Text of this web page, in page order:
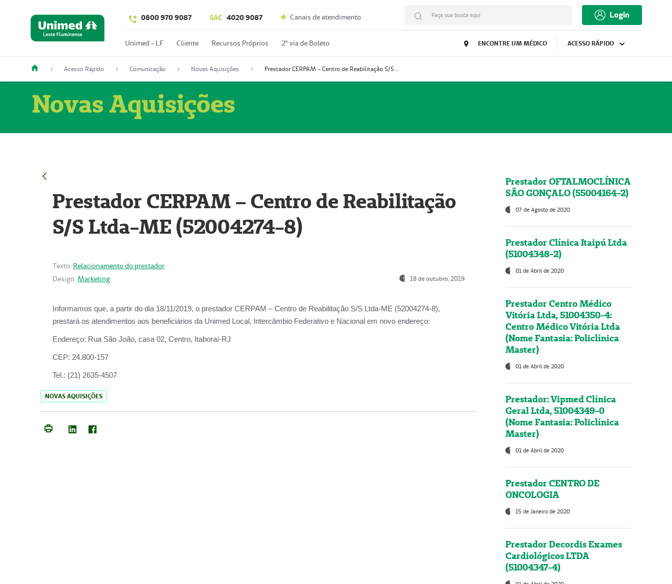
0800 970 9087 SAC 4020 9087 Canais de atendimento Faça sua busca aqui Login
Unimed - LF Cliente Recursos Próprios 2º via de Boleto ENCONTRE UM MÉDICO ACESSO RÁPIDO
Acesso Rápido Comunicação Novas Aquisições Prestador CERPAM – Centro de Reabilitação S/S Ltda-ME (52004274-8)
Novas Aquisições
Prestador CERPAM – Centro de Reabilitação
S/S Ltda-ME (52004274-8)
Texto: Relacionamento do prestador
Design: Marketing 18 de outubro, 2019
Informamos que, a partir do dia 18/11/2019, o prestador CERPAM – Centro de Reabilitação S/S Ltda-ME (52004274-8),
prestará os atendimentos aos beneficiários da Unimed Local, Intercâmbio Federativo e Nacional em novo endereço:
Endereço: Rua São João, casa 02, Centro, Itaboraí-RJ
CEP: 24.800-157
Tel.: (21) 2635-4507
NOVAS AQUISIÇÕES
Prestador OFTALMOCLÍNICA
SÃO GONÇALO (55004164-2)
07 de Agosto de 2020
Prestador Clínica Itaipú Ltda
(51004348-2)
01 de Abril de 2020
Prestador Centro Médico
Vitória Ltda, 51004350-4:
Centro Médico Vitória Ltda
(Nome Fantasia: Policlínica
Master)
01 de Abril de 2020
Prestador: Vipmed Clínica
Geral Ltda, 51004349-0
(Nome Fantasia: Policlínica
Master)
01 de Abril de 2020
Prestador CENTRO DE
ONCOLOGIA
15 de Janeiro de 2020
Prestador Decordis Exames
Cardiológicos LTDA
(51004347-4)